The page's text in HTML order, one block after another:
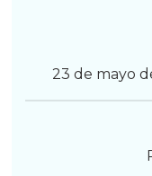
23 de mayo